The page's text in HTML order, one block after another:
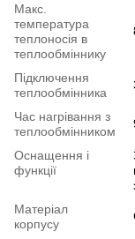
Макс.
температура
теплоносія в
теплообміннику
Підключення
теплообмінника
Час нагрівання з
теплообмінником
Оснащення і
функції
Матеріал
корпусу